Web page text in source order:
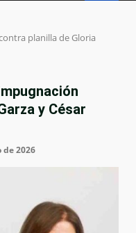
planilla de Gloria
y César
de 2026